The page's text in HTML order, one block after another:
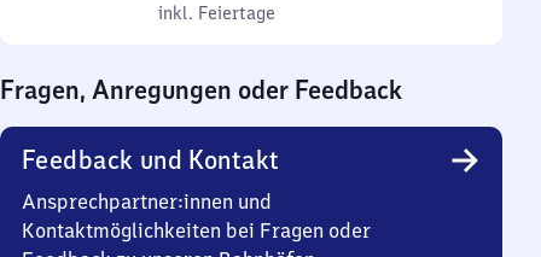
inkl. Feiertage
0
0
Uhr
inkl. Feiertage
Fragen, Anregungen oder Feedback
Feedback und Kontakt
Ansprechpartner:innen und
Kontaktmöglichkeiten bei Fragen oder